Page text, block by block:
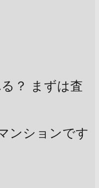
？
まずは査
ンションです